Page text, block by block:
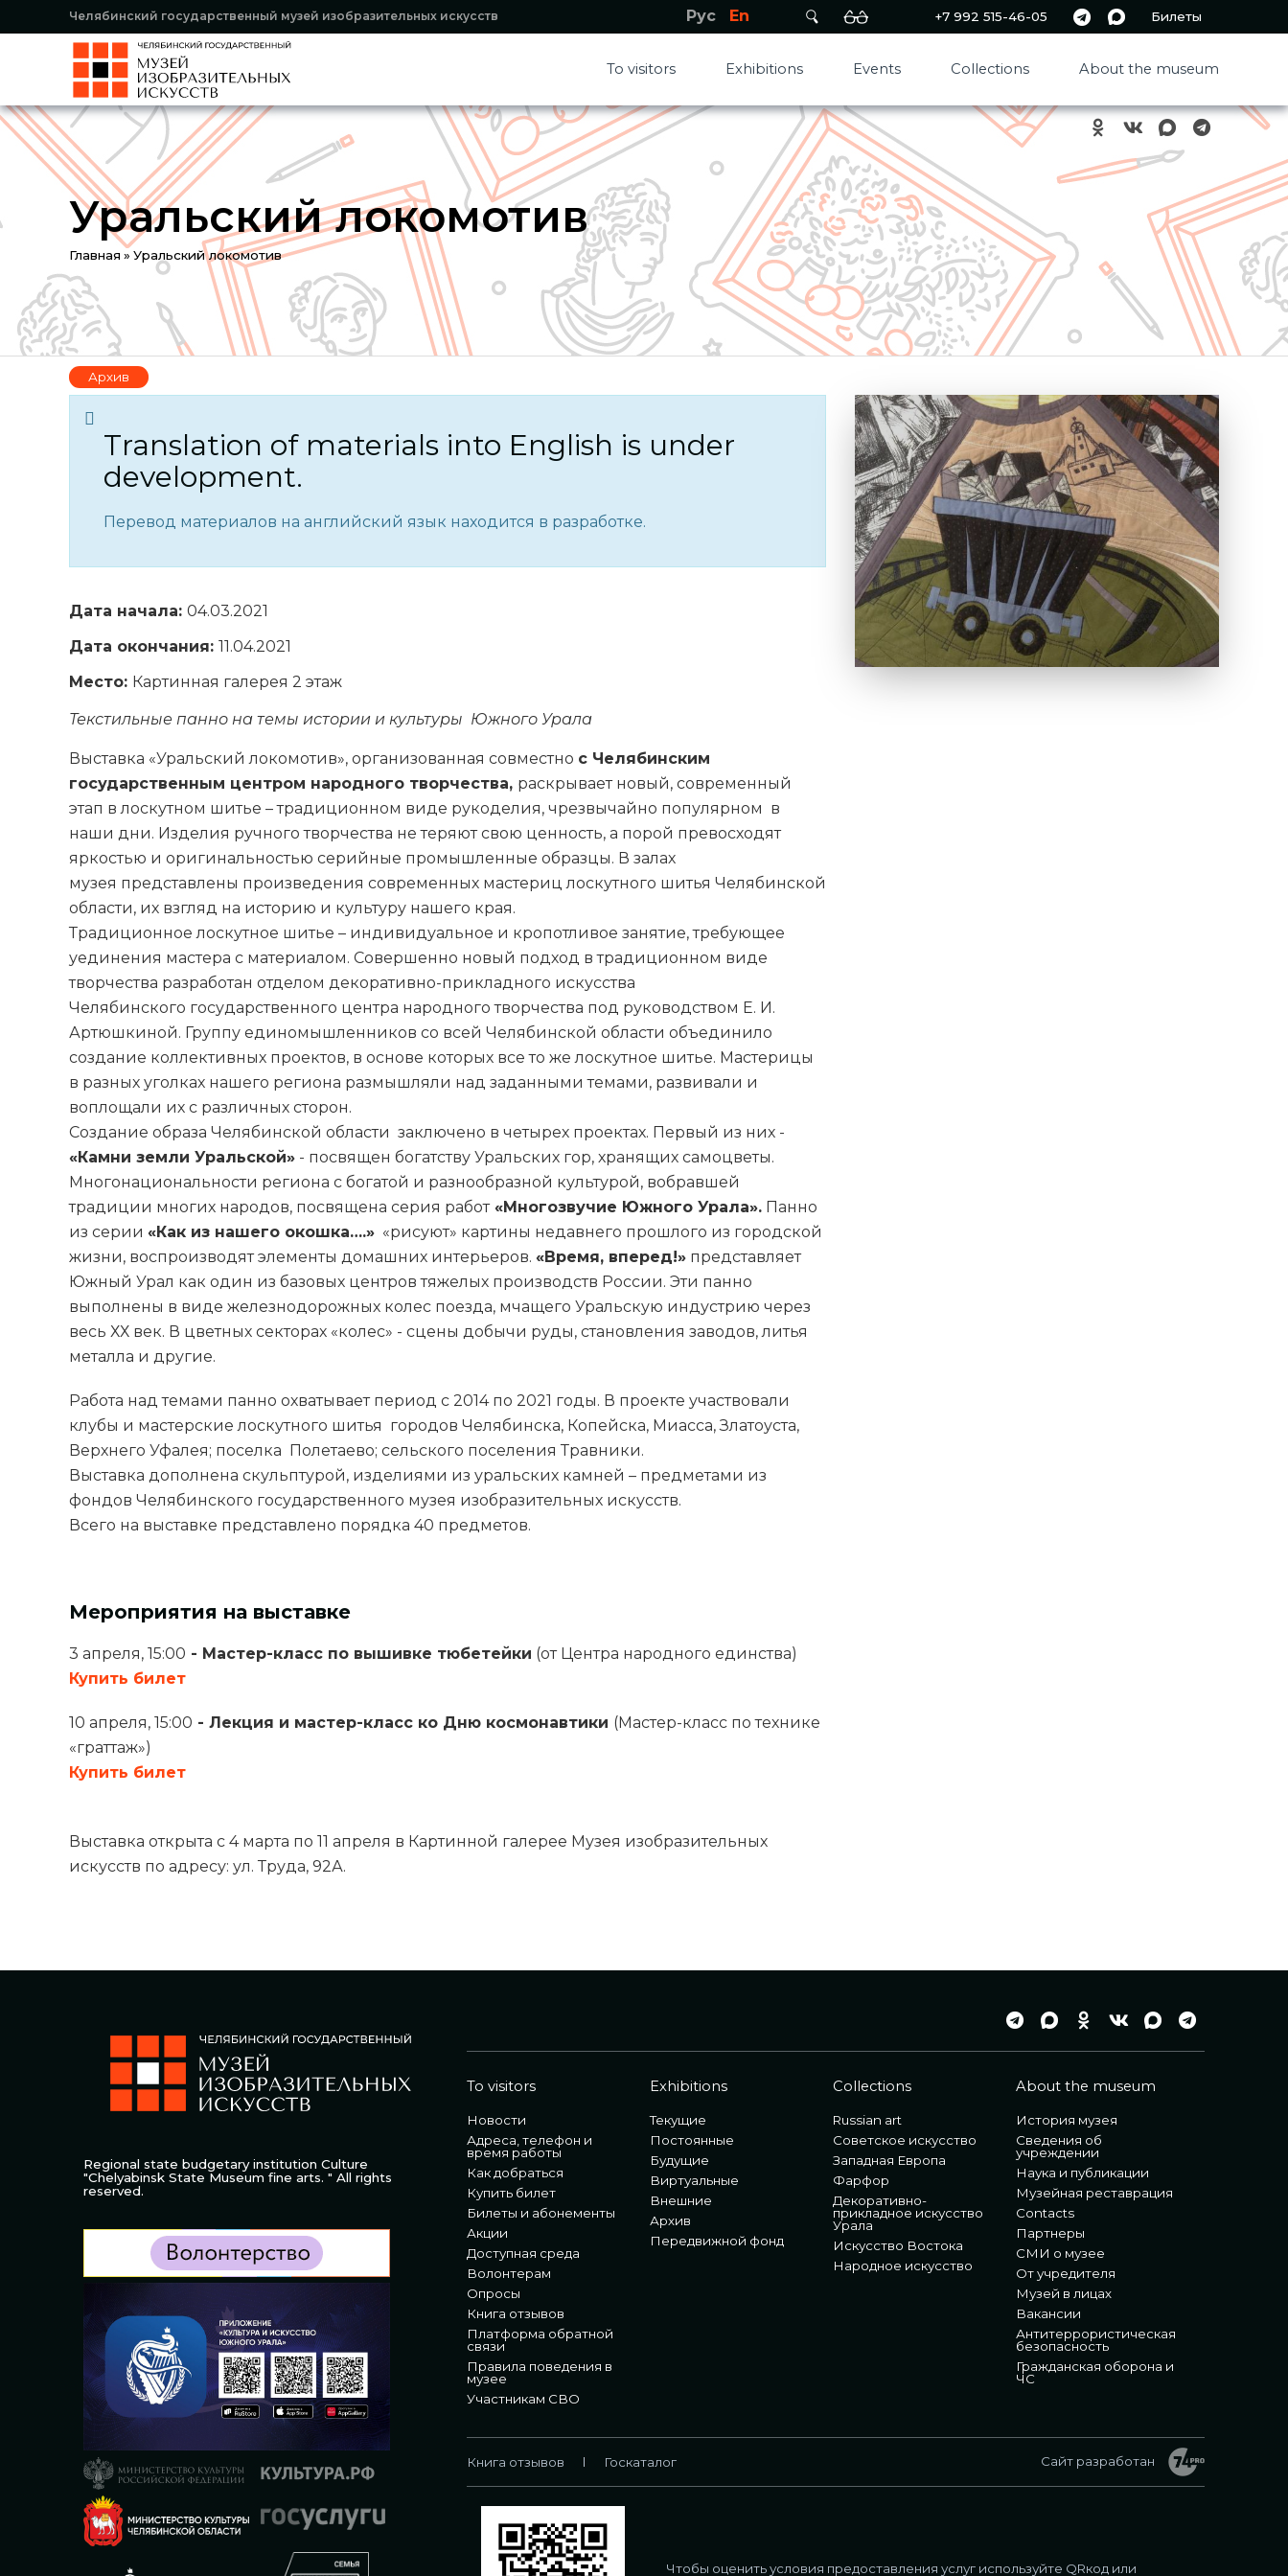
Челябинский государственный музей изобразительных искусств +7 992 515-46-05 Билеты
Рус En
To visitors Exhibitions Events Collections About the museum
Уральский локомотив
You
are
here
Главная » Уральский локомотив
Translation of materials into English is under
development.
Перевод материалов на английский язык находится в разработке.
Архив
Дата начала: 04.03.2021
Дата окончания: 11.04.2021
Место: Картинная галерея 2 этаж
Текстильные панно на темы истории и культуры Южного Урала
Выставка «Уральский локомотив», организованная совместно с Челябинским
государственным центром народного творчества, раскрывает новый, современный
этап в лоскутном шитье – традиционном виде рукоделия, чрезвычайно популярном в
наши дни. Изделия ручного творчества не теряют свою ценность, а порой превосходят
яркостью и оригинальностью серийные промышленные образцы. В залах
музея представлены произведения современных мастериц лоскутного шитья Челябинской
области, их взгляд на историю и культуру нашего края.
Традиционное лоскутное шитье – индивидуальное и кропотливое занятие, требующее
уединения мастера с материалом. Совершенно новый подход в традиционном виде
творчества разработан отделом декоративно-прикладного искусства
Челябинского государственного центра народного творчества под руководством Е. И.
Артюшкиной. Группу единомышленников со всей Челябинской области объединило
создание коллективных проектов, в основе которых все то же лоскутное шитье. Мастерицы
в разных уголках нашего региона размышляли над заданными темами, развивали и
воплощали их с различных сторон.
Создание образа Челябинской области заключено в четырех проектах. Первый из них -
«Камни земли Уральской» - посвящен богатству Уральских гор, хранящих самоцветы.
Многонациональности региона с богатой и разнообразной культурой, вобравшей
традиции многих народов, посвящена серия работ«Многозвучие Южного Урала». Панно
из серии «Как из нашего окошка….» «рисуют» картины недавнего прошлого из городской
жизни, воспроизводят элементы домашних интерьеров. «Время, вперед!» представляет
Южный Урал как один из базовых центров тяжелых производств России. Эти панно
выполнены в виде железнодорожных колес поезда, мчащего Уральскую индустрию через
весь ХХ век. В цветных секторах «колес» - сцены добычи руды, становления заводов, литья
металла и другие.
Работа над темами панно охватывает период с 2014 по 2021 годы. В проекте участвовали
клубы и мастерские лоскутного шитья городов Челябинска, Копейска, Миасса, Златоуста,
Верхнего Уфалея; поселка Полетаево; сельского поселения Травники.
Выставка дополнена скульптурой, изделиями из уральских камней – предметами из
фондов Челябинского государственного музея изобразительных искусств.
Всего на выставке представлено порядка 40 предметов.
Мероприятия на выставке
3 апреля, 15:00 - Мастер-класс по вышивке тюбетейки (от Центра народного единства)
Купить билет
10 апреля, 15:00 - Лекция и мастер-класс ко Дню космонавтики (Мастер-класс по технике
«граттаж»)
Купить билет
Выставка открыта с 4 марта по 11 апреля в Картинной галерее Музея изобразительных
искусств по адресу: ул. Труда, 92А.
Regional state budgetary institution Culture
"Chelyabinsk State Museum fine arts. " All rights
reserved.
To visitors
Новости
Адреса, телефон и
время работы
Как добраться
Купить билет
Билеты и абонементы
Акции
Доступная среда
Волонтерам
Опросы
Книга отзывов
Платформа обратной
связи
Правила поведения в
музее
Участникам СВО
Exhibitions
Текущие
Постоянные
Будущие
Виртуальные
Внешние
Архив
Передвижной фонд
Collections
Russian art
Советское искусство
Западная Европа
Фарфор
Декоративно-
прикладное искусство
Урала
Искусство Востока
Народное искусство
About the museum
История музея
Сведения об
учреждении
Наука и публикации
Музейная реставрация
Contacts
Партнеры
СМИ о музее
От учредителя
Музей в лицах
Вакансии
Антитеррористическая
безопасность
Гражданская оборона и
ЧС
Сайт разработан
Книга отзывов Госкаталог
Чтобы оценить условия предоставления услуг используйте QRкод или